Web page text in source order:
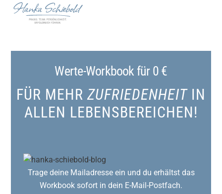
Skip
Werte-Workbook für 0 €
FÜR MEHR ZUFRIEDENHEITIN
ALLEN LEBENSBEREICHEN!
Trage deine Mailadresse ein und du erhältst das
Workbook sofort in dein E-Mail-Postfach.